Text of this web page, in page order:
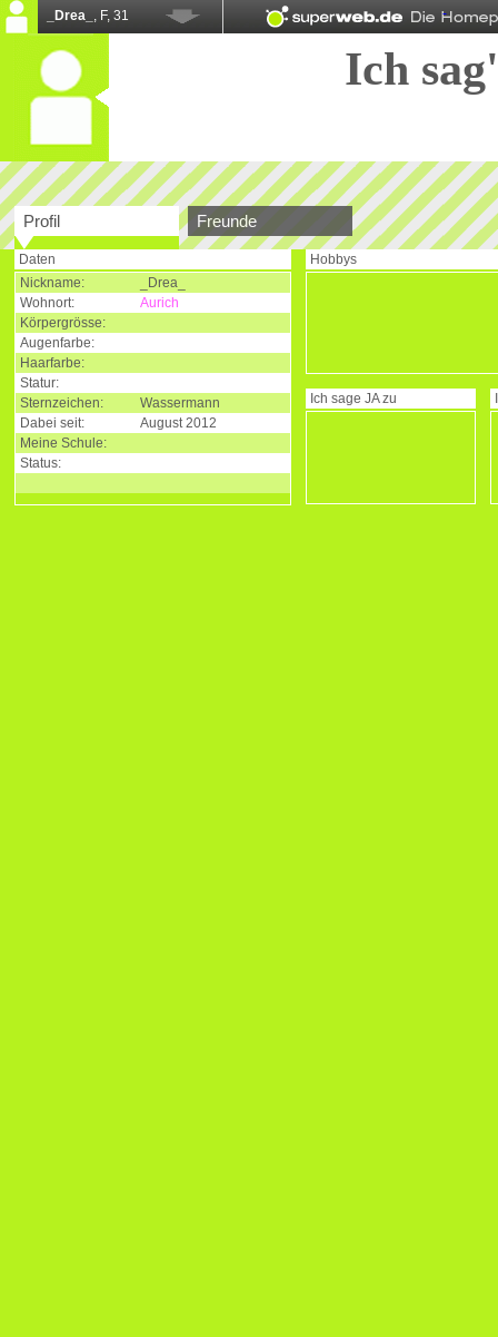
_Drea_ , F, 31
Ich
Profil Freunde
Daten
Nickname:
_Drea_
Wohnort:
Aurich
Körpergrösse:
Augenfarbe:
Haarfarbe:
Statur:
Sternzeichen:
Wassermann
Dabei seit:
August 2012
Meine Schule:
Status:
Hobbys
Ich sage JAzu